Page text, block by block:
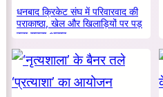
धनबाद क्रिकेट संघ में परिवारवाद की
पराकाष्ठा, खेल और खिलाड़ियों पर पड़
रहा गहरा असर